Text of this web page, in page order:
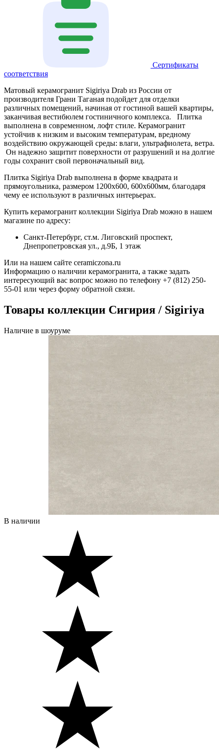
Сертификаты
соответствия
Матовый керамогранит Sigiriya Drab из России от
производителя Грани Таганая подойдет для отделки
различных помещений, начиная от гостиной вашей квартиры,
заканчивая вестибюлем гостиничного комплекса. Плитка
выполнена в современном, лофт стиле. Керамогранит
устойчив к низким и высоким температурам, вредному
воздействию окружающей среды: влаги, ультрафиолета, ветра.
Он надежно защитит поверхности от разрушений и на долгие
годы сохранит свой первоначальный вид.
Плитка Sigiriya Drab выполнена в форме квадрата и
прямоугольника, размером 1200х600, 600х600мм, благодаря
чему ее используют в различных интерьерах.
Купить керамогранит коллекции Sigiriya Drab можно в нашем
магазине по адресу:
Санкт-Петербург, ст.м. Лиговский проспект,
Днепропетровская ул., д.9Б, 1 этаж
Или на нашем сайте ceramiczona.ru
Информацию о наличии керамогранита, а также задать
интересующий вас вопрос можно по телефону +7 (812) 250-
55-01 или через форму обратной связи.
Товары коллекции Сигирия / Sigiriya
Наличие в шоуруме
В наличии